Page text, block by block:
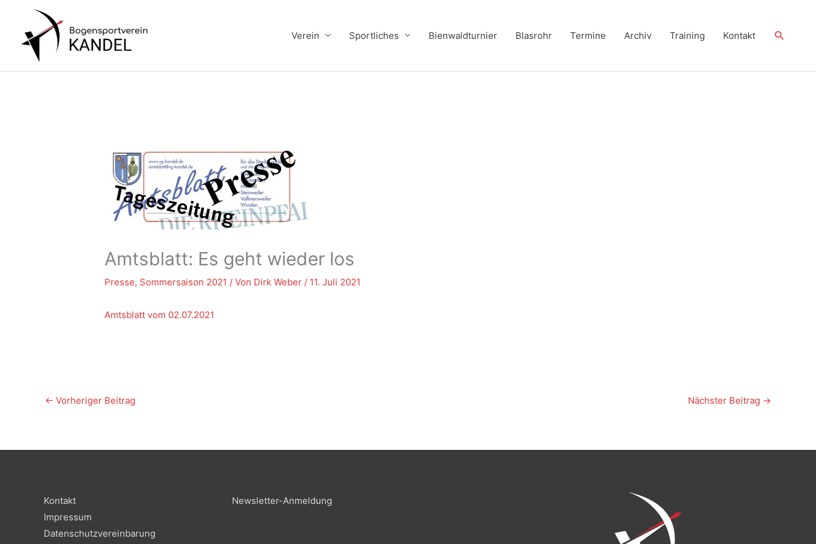
springen
Verein Sportliches Bienwaldturnier Blasrohr Termine Archiv Training Kontakt Suchen
Amtsblatt: Es geht wieder los
Presse, Sommersaison 2021 / Von Dirk Weber / 11. Juli 2021
Amtsblatt vom 02.07.2021
← Vorheriger Beitrag Nächster Beitrag →
Kontakt
Impressum
Datenschutzvereinbarung
Newsletter-Anmeldung